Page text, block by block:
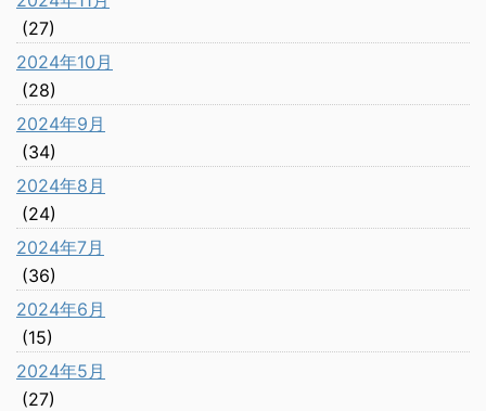
(27)
2024年10月
(28)
2024年9月
(34)
2024年8月
(24)
2024年7月
(36)
2024年6月
(15)
2024年5月
(27)